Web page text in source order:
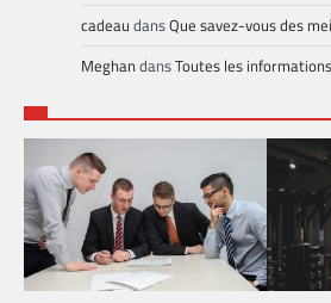
cadeau dansQue savez-vous des
MeghandansToutes les